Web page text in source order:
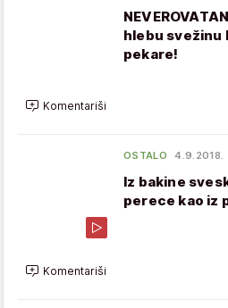
hlebu svežinu
pekare!
Komentariši
OSTALO 4.9.2018.
Iz bakine
perece kao iz
Komentariši